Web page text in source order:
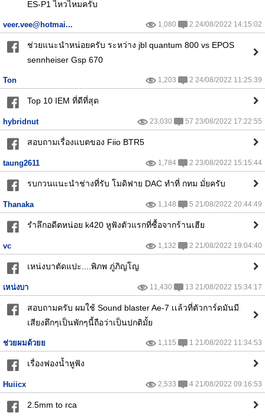
ES-P1 ไหวไหมครับ
veer.vee@hotmai... 1,080 2 24/08/2022 14:15:02
ช่วยแนะนำหน่อยครับ ระหว่าง jbl quantum 800 vs EPOS
sennheiser Gsp 670
Ton 1,203 2 24/08/2022 11:25:39
Top 10 IEM ที่ดีที่สุด
hybridnut 23,030 57 23/08/2022 17:22:55
สอบถามเรื่องแบตของ Fiio BTR5
taung2611 1,784 2 23/08/2022 15:15:44
รบกวนแนะนำช่างที่รับ โมดิฟาย DAC ทำที่ กทม มั่ยครับ
Thanaka 1,148 5 21/08/2022 20:44:49
รำลึกอดีตหน่อย k420 หูฟังตัวแรกที่ซื้อจากร้านเฮีย
vc 1,132 2 21/08/2022 19:04:40
เหน่งบาตัดแปะ....พิภพ ภู่ภิญโญ
เหน่งบา 11,430 13 21/08/2022 15:34:17
สอบถามครับ ผมใช้ Sound blaster Ae-7 เเล้วที่ตัวการ์ดมันมี
เสียงตึกๆเป็นพักๆนี้ถือว่าเป็นปกติมั้ย
ช่วยผมด้วยย 1,115 1 21/08/2022 11:34:53
เรื่องฟองน้ำหูฟัง
Huiicx 2,533 4 21/08/2022 09:16:53
2.5mm to rca